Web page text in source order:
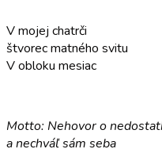
V mojej chatrči
štvorec matného svitu
V obloku mesiac
Motto: Nehovor o
a nechváľ sám seba